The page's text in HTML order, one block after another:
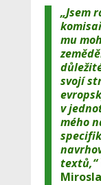
„Jsem
mu
svojí
v
mého
textů,“